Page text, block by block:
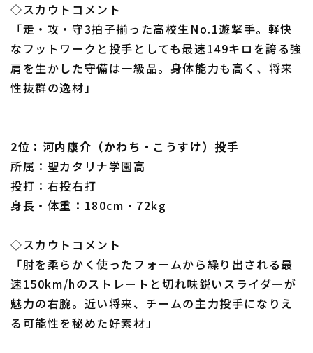
利用規約
運営会社 （別ウィンドウで開く） よくある質問
◇スカウトコメント
「走・攻・守3拍子揃った高校生No.1遊撃手。軽快
なフットワークと投手としても最速149キロを誇る強
肩を生かした守備は一級品。身体能力も高く、将来
性抜群の逸材」
2位：河内康介（かわち・こうすけ）投手
所属：聖カタリナ学園高
投打：右投右打
身長・体重：180cm・72kg
◇スカウトコメント
「肘を柔らかく使ったフォームから繰り出される最
速150km/hのストレートと切れ味鋭いスライダーが
魅力の右腕。近い将来、チームの主力投手になりえ
る可能性を秘めた好素材」